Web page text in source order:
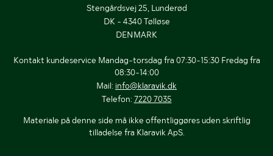
Stengårdsvej 25, Lunderød
DK - 4340 Tølløse
DENMARK
Kontakt kundeservice Mandag-torsdag fra 07:30-15:30 Fredag fra
08:30-14:00
Mail: info@klaravik.dk
Telefon: 7220 7035
Materiale på denne side må ikke offentliggøres uden skriftlig
tilladelse fra Klaravik ApS.